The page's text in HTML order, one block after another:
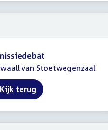
van Stoetwegenzaal
External link:
Kijk terug